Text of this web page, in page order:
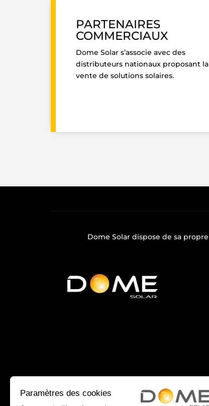
PARTENAIRES
COMMERCIAUX
Dome Solar s’associe avec des
distributeurs nationaux proposant la
vente de solutions solaires.
Dome Solar dispose de sa propre